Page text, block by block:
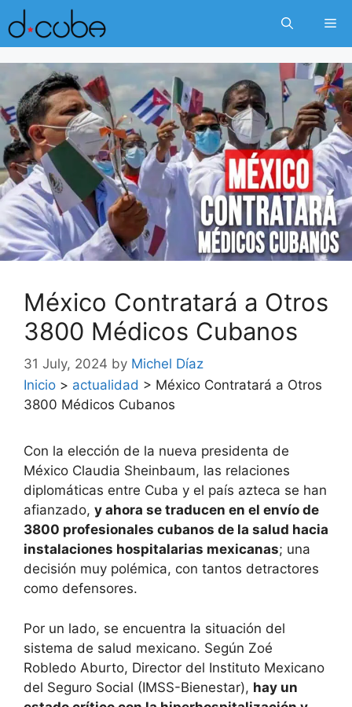
Skip
to
content
México Contratará a Otros
3800 Médicos Cubanos
31 July, 2024 by Michel Díaz
Inicio > actualidad > México Contratará a Otros
3800 Médicos Cubanos
Con la elección de la nueva presidenta de
México Claudia Sheinbaum, las relaciones
diplomáticas entre Cuba y el país azteca se han
afianzado, y ahora se traducen en el envío de
3800 profesionales cubanos de la salud hacia
instalaciones hospitalarias mexicanas; una
decisión muy polémica, con tantos detractores
como defensores.
Por un lado, se encuentra la situación del
sistema de salud mexicano. Según Zoé
Robledo Aburto, Director del Instituto Mexicano
del Seguro Social (IMSS-Bienestar), hay un